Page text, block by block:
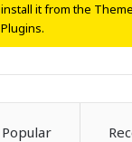
install it from the
Plugins.
Popular